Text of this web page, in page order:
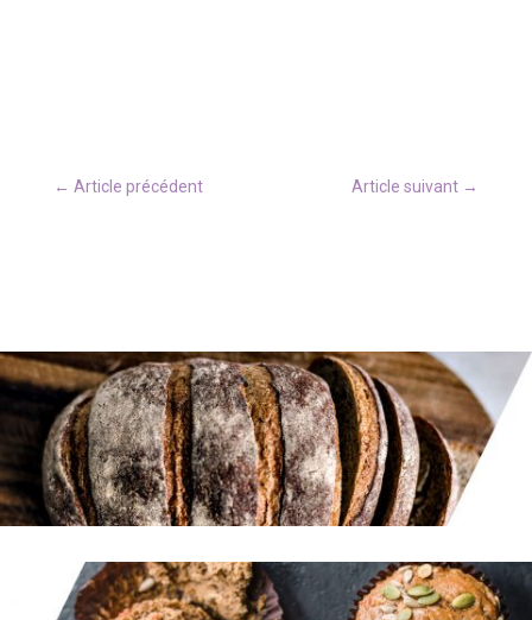
← Article précédent Article suivant →